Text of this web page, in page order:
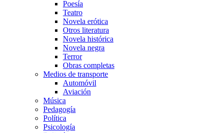
Poesía
Teatro
Novela erótica
Otros literatura
Novela histórica
Novela negra
Terror
Obras completas
Medios de transporte
Automóvil
Aviación
Música
Pedagogía
Política
Psicología